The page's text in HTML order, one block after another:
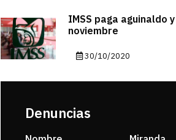
IMSS paga aguinaldo
noviembre
30/10/2020
Denuncias